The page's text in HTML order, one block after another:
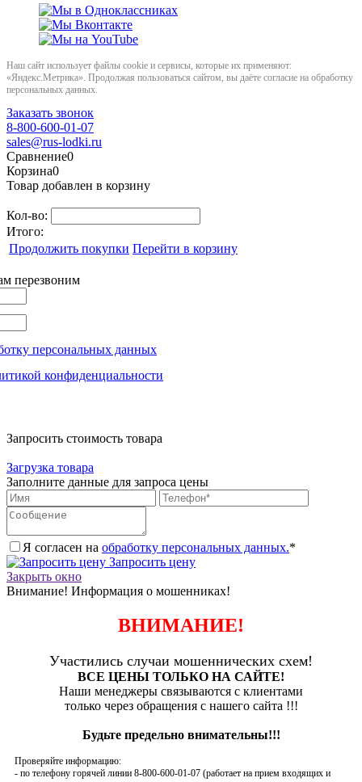
Наш сайт использует файлы cookie и сервисы, которые их применяют:
«Яндекс.Метрика». Продолжая пользоваться сайтом, вы даёте согласие на обработку
персональных данных.
Заказать звонок
8-800-600-01-07
sales@rus-lodki.ru
Сравнение0
Корзина0
Товар добавлен в корзину
Кол-во:
Итого:
Продолжить покупки Перейти в корзину
перезвоним
персональных данных
конфиденциальности
Запросить стоимость товара
Загрузка товара
Заполните данные для запроса цены
Я согласен на обработку персональных данных.*
Запросить цену
Закрыть окно
Внимание! Информация о мошенниках!
ВНИМАНИЕ!
Участились случаи мошеннических схем!
ВСЕ ЦЕНЫ ТОЛЬКО НА САЙТЕ!
Наши менеджеры связываются с клиентами
только через обращения с нашего сайта !!!
Будьте предельно внимательны!!!
Проверяйте информацию:
- по телефону горячей линии 8-800-600-01-07 (работает на прием входящих и